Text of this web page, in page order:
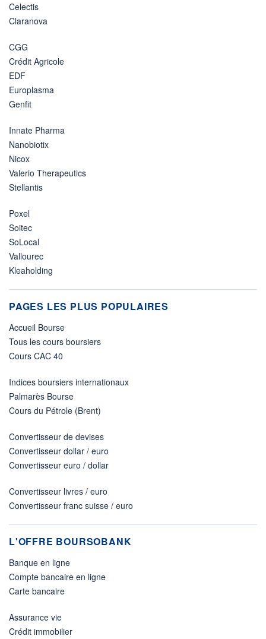
Celectis
Claranova
CGG
Crédit Agricole
EDF
Europlasma
Genfit
Innate Pharma
Nanobiotix
Nicox
Valerio Therapeutics
Stellantis
Poxel
Soitec
SoLocal
Vallourec
Kleaholding
PAGES LES PLUS POPULAIRES
Accueil Bourse
Tous les cours boursiers
Cours CAC 40
Indices boursiers internationaux
Palmarès Bourse
Cours du Pétrole (Brent)
Convertisseur de devises
Convertisseur dollar / euro
Convertisseur euro / dollar
Convertisseur livres / euro
Convertisseur franc suisse / euro
L'OFFRE BOURSOBANK
Banque en ligne
Compte bancaire en ligne
Carte bancaire
Assurance vie
Crédit immobilier